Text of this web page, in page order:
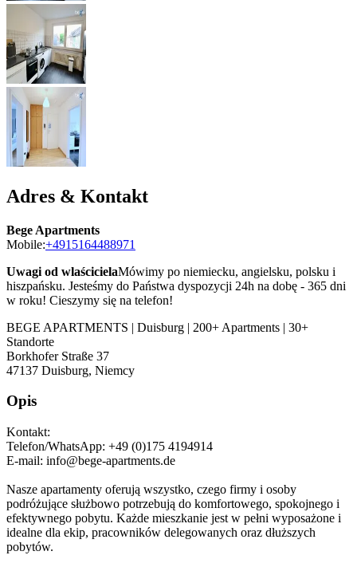
Adres & Kontakt
Bege Apartments
Mobile:+4915164488971
Uwagi od wlaścicielaMówimy po niemiecku, angielsku, polsku i
hiszpańsku. Jesteśmy do Państwa dyspozycji 24h na dobę - 365 dni
w roku! Cieszymy się na telefon!
BEGE APARTMENTS | Duisburg | 200+ Apartments | 30+
Standorte
Borkhofer Straße 37
47137 Duisburg, Niemcy
Opis
Kontakt:
Telefon/WhatsApp: +49 (0)175 4194914
E-mail: info@bege-apartments.de
Nasze apartamenty oferują wszystko, czego firmy i osoby
podróżujące służbowo potrzebują do komfortowego, spokojnego i
efektywnego pobytu. Każde mieszkanie jest w pełni wyposażone i
idealne dla ekip, pracowników delegowanych oraz dłuższych
pobytów.